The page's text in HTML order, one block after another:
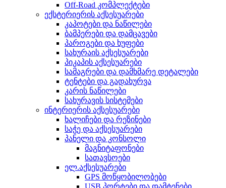
Off-Road კომპლექტები
ექსტერიერის აქსესუარები
კაპოტები და ნაწილები
ბამპერები და დამცავები
პაროგები და ხუფები
სახურაის აქსესუარები
პიკაპის აქსესუარები
სამაგრები და დამხმარე დეტალები
ტენტები და გადახურვა
კარის ნაწილები
სახურავის სისტემები
ინტერიერის აქსესუარები
ხალიჩები და რეზინები
საჭე და აქსესუარები
პანელი და კონსოლი
მაგნიტაფონები
სათავსოები
ელ.აქსესუარები
GPS მოწყობილობები
USB პორტები და დამტენები